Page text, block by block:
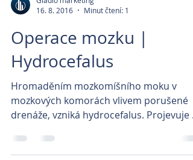
16. 8. 2016
Minut čtení: 1
Operace mozku |
Hydrocefalus
Hromaděním mozkomíšního moku v
mozkových komorách vlivem porušené
drenáže, vzniká hydrocefalus. Projevuje